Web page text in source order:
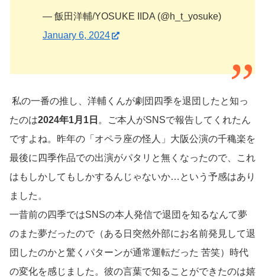
— 飯田洋輔/YOSUKE IIDA (@h_t_yosuke)
January 6, 2024
私の一番の推し、洋輔くんが劇団四季を退団したと知っ
たのは2024年1月1日 。ご本人がSNSで報告してくれたん
ですよね。昨年の「オペラ座の怪人」大阪公演の千穐楽を
最後に四季作品での出演がパタリと無くなったので、これ
はもしかしてもしかするんじゃないか…という予感はあり
ました。
一昔前の四季ではSNSの本人発信で退団を知るなんて夢
のまた夢だったので（ある日突然外部にお名前発見して退
団したのかと驚くパターンが通常運転だった 苦笑）時代
の変化を感じました。彼の言葉で知ることができたのは嬉